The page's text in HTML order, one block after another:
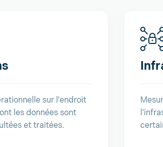
sur l'endroit
les données sont
et traitées.